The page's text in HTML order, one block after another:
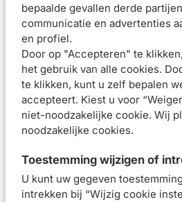
bepaalde gevallen derde
communicatie en advertenties
en profiel.
Door op "Accepteren" te
het gebruik van alle cookies.
te klikken, kunt u zelf bepalen
accepteert. Kiest u voor
niet-noodzakelijke cookie. Wij
noodzakelijke cookies.
Toestemming wijzigen of
U kunt uw gegeven
intrekken bij “Wijzig cookie
Samenstelling
Beoordelingen (
Aanbevolen artikelen voor
Toleriane Corrigerende
30ml
La Roche-Posay
Gevoelige Ogen Zwart